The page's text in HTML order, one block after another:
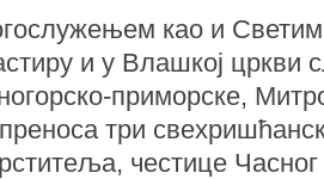
као и Светим
и у Влашкој цркви
приморске,
три
честице